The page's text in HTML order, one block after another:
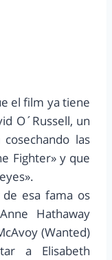
el film ya tiene
O´Russell, un
las
Fighter» y que
esa fama os
Hathaway
(Wanted)
a Elisabeth